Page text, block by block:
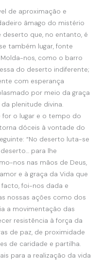
de aproximação e
âmago do mistério
deserto que, no entanto, é
também lugar, fonte
nos, como o barro
do deserto indiferente;
com esperança
por meio da graça
plenitude divina.
o lugar e o tempo do
dóceis à vontade do
“No deserto luta-se
para lhe
nos nas mãos de Deus,
e à graça da Vida que
foi-nos dada e
nossas ações como dos
a movimentação das
resistência à força da
de paz, de proximidade
de caridade e partilha.
para a realização da vida